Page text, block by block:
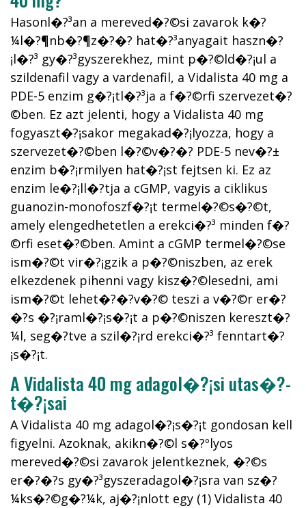
Hasonl�?³an a mereved�?©si zavarok k�?
¼l�?¶nb�?¶z�?�? hat�?³anyagait haszn�?
¡l�?³ gy�?³gyszerekhez, mint p�?©ld�?¡ul a
szildenafil vagy a vardenafil, a Vidalista 40 mg a
PDE-5 enzim g�?¡tl�?³ja a f�?©rfi szervezet�?
©ben. Ez azt jelenti, hogy a Vidalista 40 mg
fogyaszt�?¡sakor megakad�?¡lyozza, hogy a
szervezet�?©ben l�?©v�?�? PDE-5 nev�?±
enzim b�?¡rmilyen hat�?¡st fejtsen ki. Ez az
enzim le�?¡ll�?­tja a cGMP, vagyis a ciklikus
guanozin-monofoszf�?¡t termel�?©s�?©t,
amely elengedhetetlen a erekci�?³ minden f�?
©rfi eset�?©ben. Amint a cGMP termel�?©se
ism�?©t vir�?¡gzik a p�?©niszben, az erek
elkezdenek pihenni vagy kisz�?©lesedni, ami
ism�?©t lehet�?�?v�?© teszi a v�?©r er�?
�?s �?¡raml�?¡s�?¡t a p�?©niszen kereszt�?
¼l, seg�?­tve a szil�?¡rd erekci�?³ fenntart�?
¡s�?¡t.
A Vidalista 40 mg adagol�?¡si utas�?­
t�?¡sai
A Vidalista 40 mg adagol�?¡s�?¡t gondosan kell
figyelni. Azoknak, akikn�?©l s�?ºlyos
mereved�?©si zavarok jelentkeznek, �?©s
er�?�?s gy�?³gyszeradagol�?¡sra van sz�?
¼ks�?©g�?¼k, aj�?¡nlott egy (1) Vidalista 40